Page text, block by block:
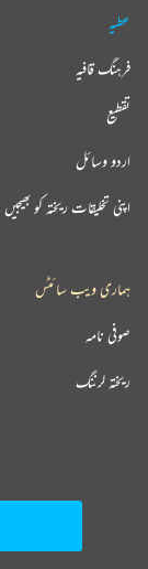
عطیہ
فرہنگ قافیہ
تقطیع
اردو وسائل
اپنی تخلیقات ریختہ کو بھیجیں
ہماری ویب سائٹس
صوفی نامہ
ریختہ لرننگ